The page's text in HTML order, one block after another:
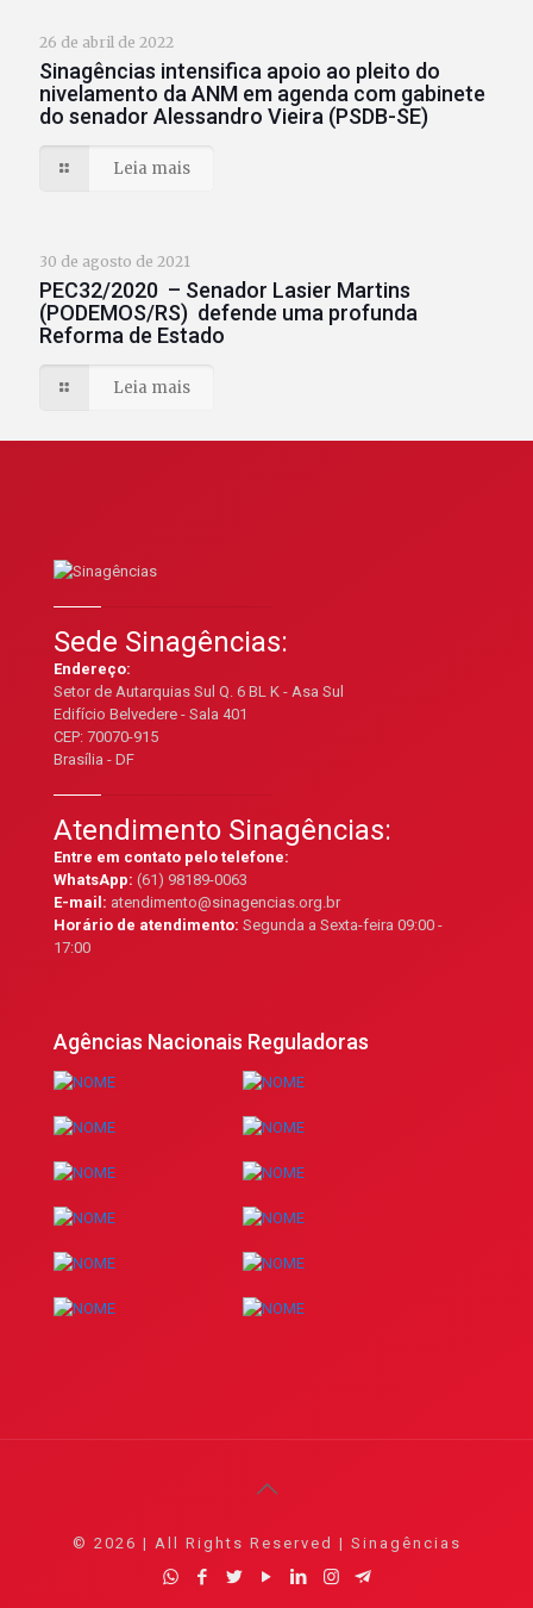
26 de abril de 2022
Sinagências intensifica apoio ao pleito do
nivelamento da ANM em agenda com gabinete
do senador Alessandro Vieira (PSDB-SE)
Leia mais
30 de agosto de 2021
PEC32/2020 – Senador Lasier Martins
(PODEMOS/RS) defende uma profunda
Reforma de Estado
Leia mais
Sede Sinagências:
Endereço:
Setor de Autarquias Sul Q. 6 BL K - Asa Sul
Edifício Belvedere - Sala 401
CEP: 70070-915
Brasília - DF
Atendimento Sinagências:
Entre em contato pelo telefone:
WhatsApp: (61) 98189-0063
E-mail: atendimento@sinagencias.org.br
Horário de atendimento: Segunda a Sexta-feira 09:00 -
17:00
Agências Nacionais Reguladoras
© 2026 | All Rights Reserved | Sinagências